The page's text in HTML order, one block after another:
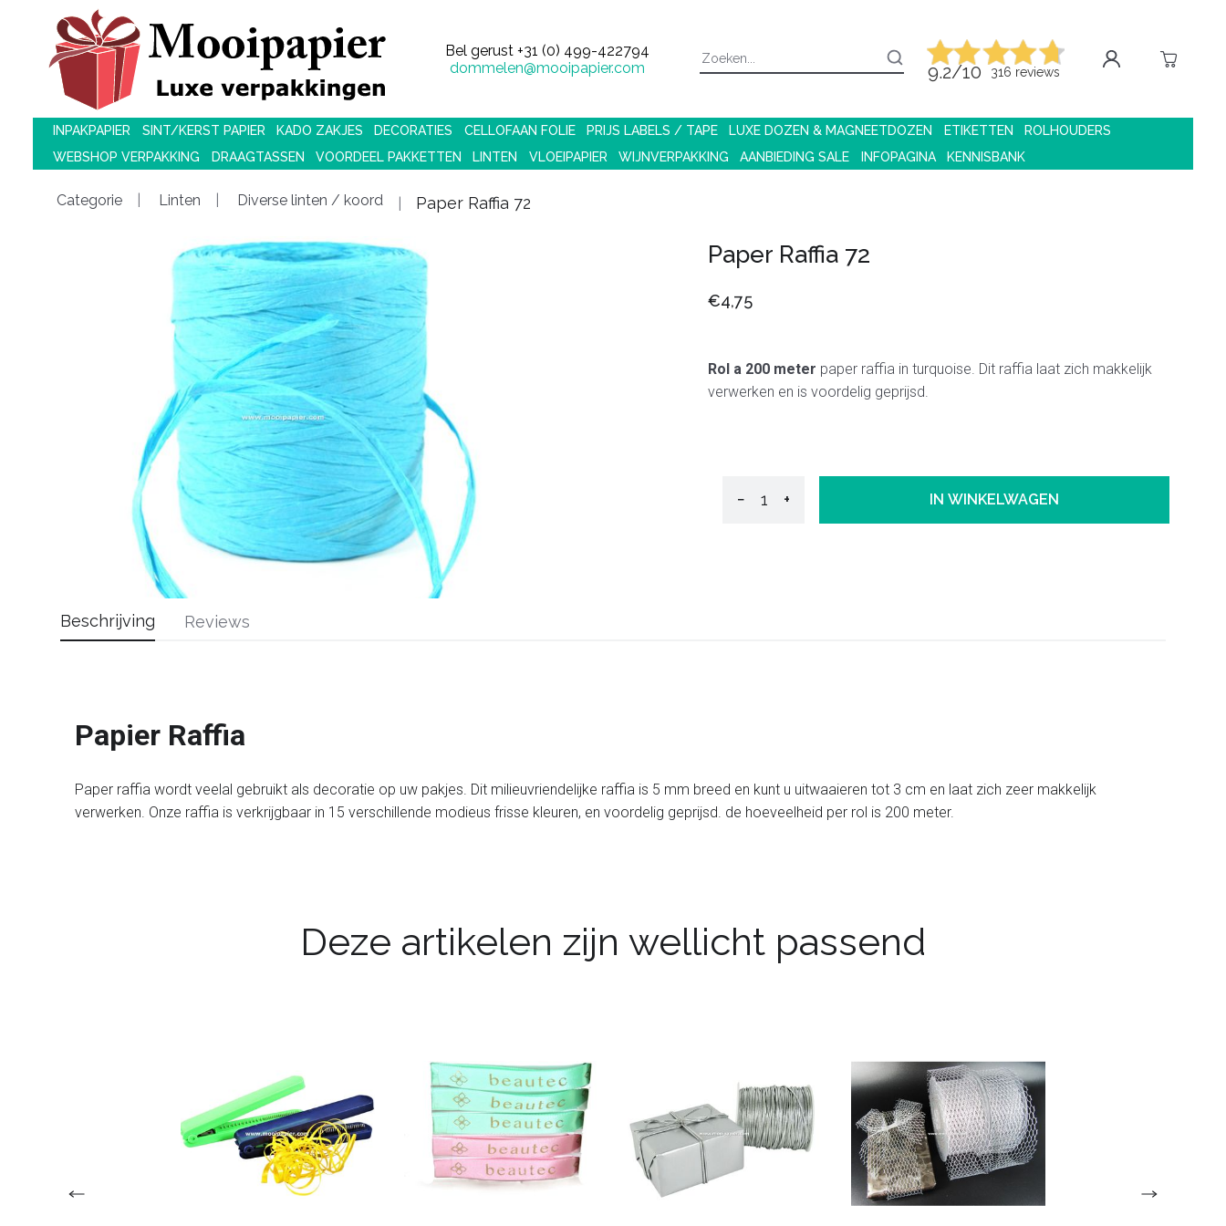
Bel gerust +31 (0) 499-422794
dommelen@mooipapier.com
9.2/10 316 reviews
INPAKPAPIER SINT/KERST PAPIER KADO ZAKJES DECORATIES CELLOFAAN FOLIE PRIJS LABELS / TAPE LUXE DOZEN & MAGNEETDOZEN ETIKETTEN
ROLHOUDERS
WEBSHOP VERPAKKING
DRAAGTASSEN VOORDEEL PAKKETTEN LINTEN VLOEIPAPIER WIJNVERPAKKING AANBIEDING SALE INFOPAGINA KENNISBANK
Categorie Linten Diverse linten / koord Paper Raffia 72
Paper Raffia 72
€4,75
Rol a 200 meter paper raffia in turquoise. Dit raffia laat zich makkelijk
verwerken en is voordelig geprijsd.
− + IN WINKELWAGEN
Beschrijving
Papier Raffia
Paper raffia wordt veelal gebruikt als decoratie op uw pakjes. Dit milieuvriendelijke raffia is 5 mm breed en kunt u uitwaaieren tot 3 cm en laat zich zeer makkelijk
verwerken. Onze raffia is verkrijgbaar in 15 verschillende modieus frisse kleuren, en voordelig geprijsd. de hoeveelheid per rol is 200 meter.
Reviews
Deze artikelen zijn wellicht passend